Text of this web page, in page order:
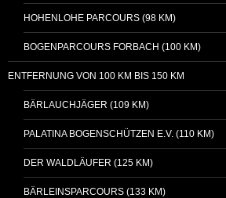
HOHENLOHE PARCOURS (98 KM)
BOGENPARCOURS FORBACH (100 KM)
ENTFERNUNG VON 100 KM BIS 150 KM
BÄRLAUCHJÄGER (109 KM)
PALATINA BOGENSCHÜTZEN E.V. (110 KM)
DER WALDLÄUFER (125 KM)
BÄRLEINSPARCOURS (133 KM)